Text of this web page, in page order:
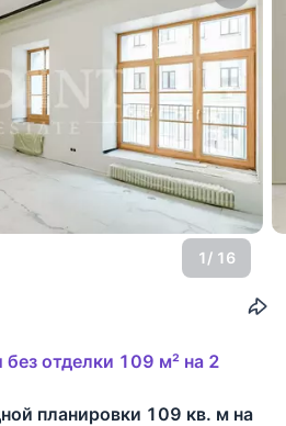
1/ 16
отделки 109 м² на 2
планировки 109 кв. м на